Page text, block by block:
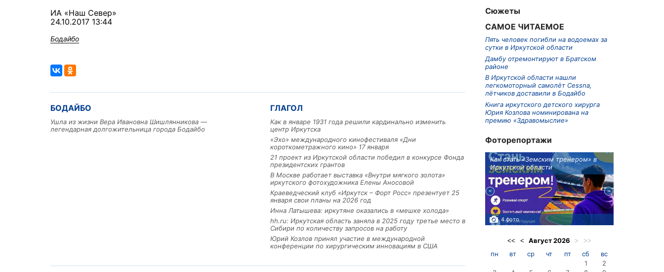
ИА «Наш Север»
24.10.2017 13:44
Бодайбо
БОДАЙБО
Ушла из жизни Вера Ивановна Шишлянникова —
легендарная долгожительница города Бодайбо
ГЛАГОЛ
Как в январе 1931 года решили кардинально изменить
центр Иркутска
«Эхо» международного кинофестиваля «Дни
короткометражного кино» 17 января
21 проект из Иркутской области победил в конкурсе Фонда
президентских грантов
В Москве работает выставка «Внутри мягкого золота»
иркутского фотохудожника Елены Аносовой
Краеведческий клуб «Иркутск – Форт Росс» презентует 25
января свои планы на 2026 год
Инна Латышева: иркутяне оказались в «мешке холода»
hh.ru: Иркутская область заняла в 2025 году третье место в
Сибири по количеству запросов на работу
Юрий Козлов принял участие в международной
конференции по хирургическим инновациям в США
Сюжеты
САМОЕ ЧИТАЕМОЕ
Пять человек погибли на водоемах за
сутки в Иркутской области
Дамбу отремонтируют в Братском
районе
В Иркутской области нашли
легкомоторный самолёт Cessna,
лётчиков доставили в Бодайбо
Книга иркутского детского хирурга
Юрия Козлова номинирована на
премию «Здравомыслие»
Фоторепортажи
Льготный заём в 9 миллионов
машиностроительное предприятие
из Иркутской области
3 фото
Как стать «Земским тренером» в
Иркутской области
4 фото
<< < Август2026 > >>
пн вт ср чт пт сб
вс
1
2